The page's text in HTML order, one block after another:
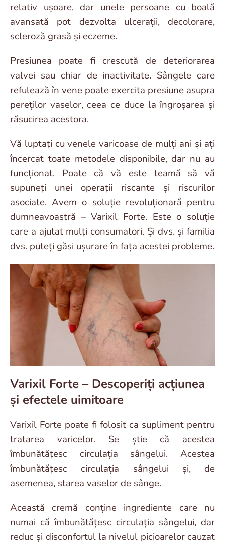
relativ ușoare, dar unele persoane cu boală
avansată pot dezvolta ulcerații, decolorare,
scleroză grasă și eczeme.
Presiunea poate fi crescută de deteriorarea
valvei sau chiar de inactivitate. Sângele care
refulează în vene poate exercita presiune asupra
pereților vaselor, ceea ce duce la îngroșarea și
răsucirea acestora.
Vă luptați cu venele varicoase de mulți ani și ați
încercat toate metodele disponibile, dar nu au
funcționat. Poate că vă este teamă să vă
supuneți unei operații riscante și riscurilor
asociate. Avem o soluție revoluționară pentru
dumneavoastră – Varixil Forte. Este o soluție
care a ajutat mulți consumatori. Și dvs. și familia
dvs. puteți găsi ușurare în fața acestei probleme.
Varixil Forte – Descoperiți acțiunea
și efectele uimitoare
Varixil Forte poate fi folosit ca supliment pentru
tratarea varicelor. Se știe că acestea
îmbunătățesc circulația sângelui. Acestea
îmbunătățesc circulația sângelui și, de
asemenea, starea vaselor de sânge.
Această cremă conține ingrediente care nu
numai că îmbunătățesc circulația sângelui, dar
reduc și disconfortul la nivelul picioarelor cauzat